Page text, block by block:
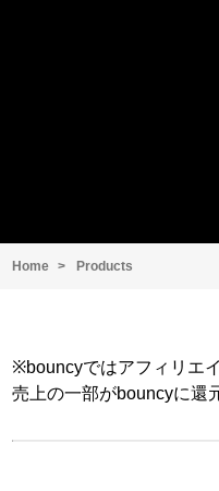
Home Products
※bouncyではアフィリエ
売上の一部がbouncyに還